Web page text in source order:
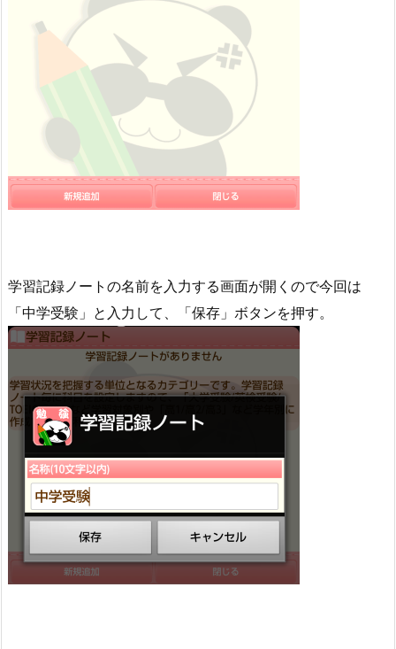
学習記録ノートの名前を入力する画面が開くので今回は
「中学受験」と入力して、「保存」ボタンを押す。